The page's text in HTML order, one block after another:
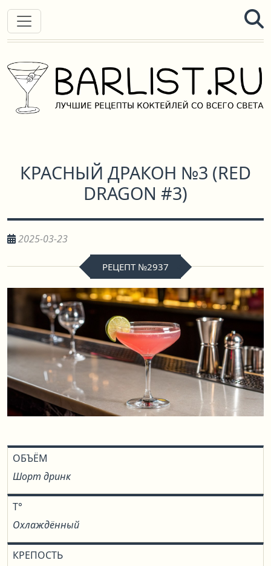
КРАСНЫЙ ДРАКОН №3 (RED
DRAGON #3)
2025-03-23
РЕЦЕПТ №2937
ОБЪЁМ
Шорт дринк
T°
Охлаждённый
КРЕПОСТЬ